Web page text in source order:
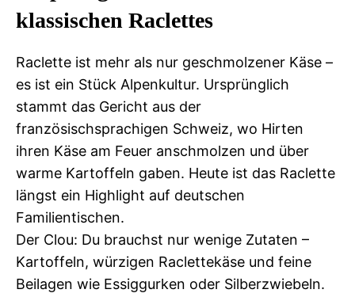
klassischen Raclettes
Raclette ist mehr als nur geschmolzener Käse –
es ist ein Stück Alpenkultur. Ursprünglich
stammt das Gericht aus der
französischsprachigen Schweiz, wo Hirten
ihren Käse am Feuer anschmolzen und über
warme Kartoffeln gaben. Heute ist das Raclette
längst ein Highlight auf deutschen
Familientischen.
Der Clou: Du brauchst nur wenige Zutaten –
Kartoffeln, würzigen Raclettekäse und feine
Beilagen wie Essiggurken oder Silberzwiebeln.